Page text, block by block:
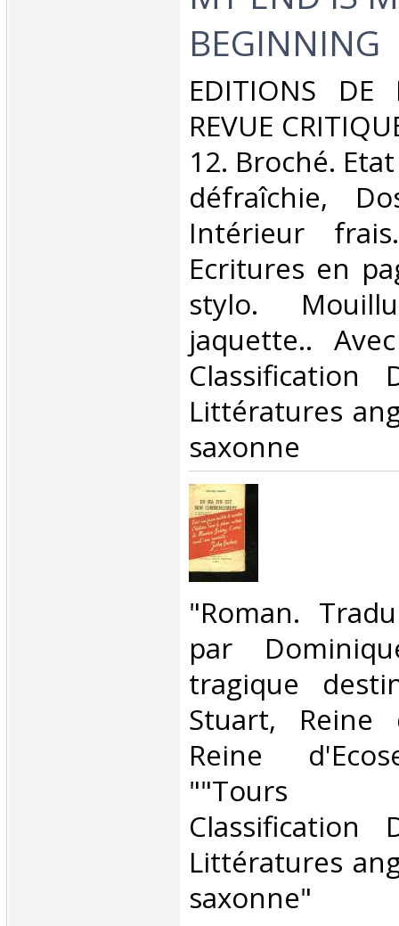
BEGINNING‎
‎EDITIONS DE
REVUE
12. Broché.
défraîchie,
Intérieur
Ecritures en
stylo.
jaquette..
Classification
Littératures
saxonne‎
‎"Roman.
par
tragique
Stuart,
Reine
""Tours
Classification
Littératures
saxonne"‎